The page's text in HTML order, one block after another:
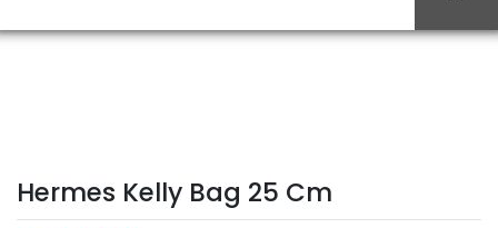
Hermes Kelly Bag 25 Cm